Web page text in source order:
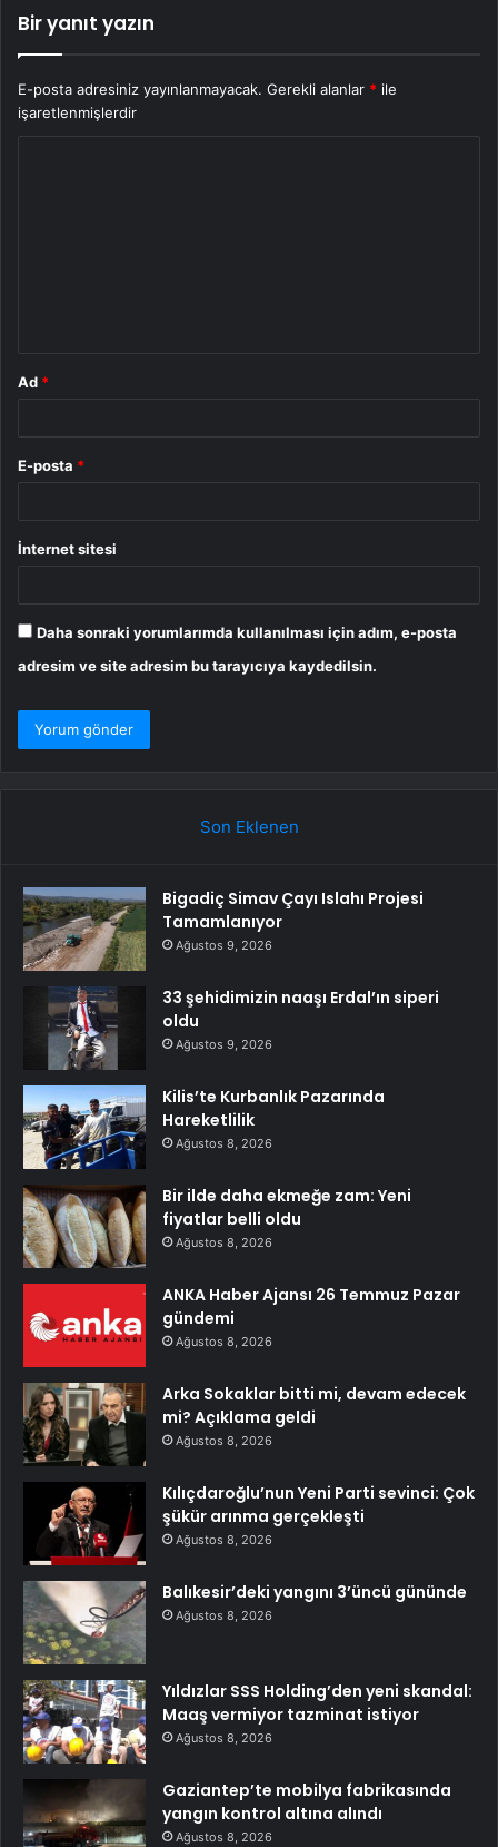
Bir yanıt yazın
E-posta adresiniz yayınlanmayacak. Gerekli alanlar * ile
işaretlenmişlerdir
Ad *
E-posta *
İnternet sitesi
Daha sonraki yorumlarımda kullanılması için adım, e-posta
adresim ve site adresim bu tarayıcıya kaydedilsin.
Son Eklenen
Bigadiç Simav Çayı Islahı Projesi
Tamamlanıyor
Ağustos 9, 2026
33 şehidimizin naaşı Erdal’ın siperi
oldu
Ağustos 9, 2026
Kilis’te Kurbanlık Pazarında
Hareketlilik
Ağustos 8, 2026
Bir ilde daha ekmeğe zam: Yeni
fiyatlar belli oldu
Ağustos 8, 2026
ANKA Haber Ajansı 26 Temmuz Pazar
gündemi
Ağustos 8, 2026
Arka Sokaklar bitti mi, devam edecek
mi? Açıklama geldi
Ağustos 8, 2026
Kılıçdaroğlu’nun Yeni Parti sevinci: Çok
şükür arınma gerçekleşti
Ağustos 8, 2026
Balıkesir’deki yangını 3’üncü gününde
Ağustos 8, 2026
Yıldızlar SSS Holding’den yeni skandal:
Maaş vermiyor tazminat istiyor
Ağustos 8, 2026
Gaziantep’te mobilya fabrikasında
yangın kontrol altına alındı
Ağustos 8, 2026